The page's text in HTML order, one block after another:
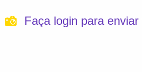
Faça login para enviar